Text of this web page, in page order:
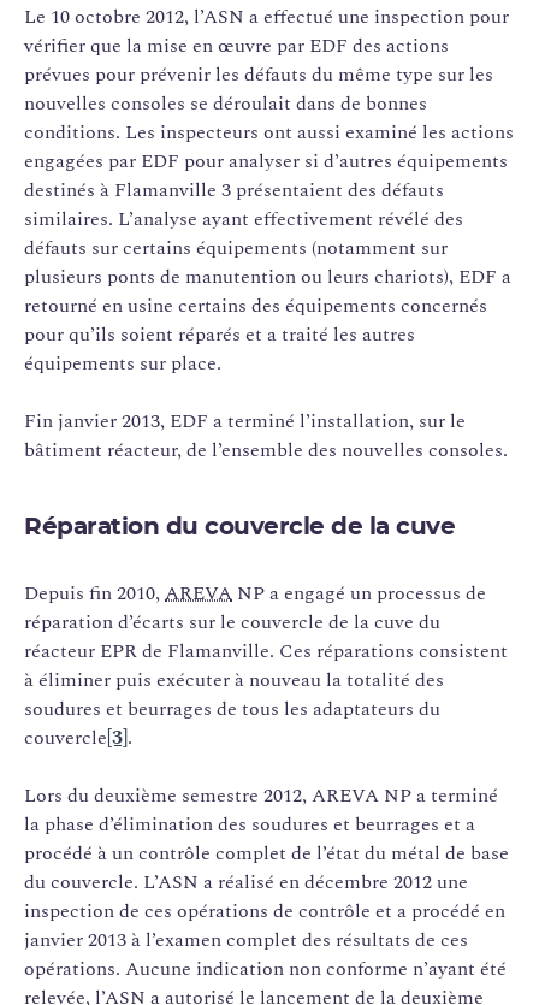
Le 10 octobre 2012, l’ASN a effectué une inspection pour
vérifier que la mise en œuvre par EDF des actions
prévues pour prévenir les défauts du même type sur les
nouvelles consoles se déroulait dans de bonnes
conditions. Les inspecteurs ont aussi examiné les actions
engagées par EDF pour analyser si d’autres équipements
destinés à Flamanville 3 présentaient des défauts
similaires. L’analyse ayant effectivement révélé des
défauts sur certains équipements (notamment sur
plusieurs ponts de manutention ou leurs chariots), EDF a
retourné en usine certains des équipements concernés
pour qu’ils soient réparés et a traité les autres
équipements sur place.
Fin janvier 2013, EDF a terminé l’installation, sur le
bâtiment réacteur, de l’ensemble des nouvelles consoles.
Réparation du couvercle de la cuve
Depuis fin 2010, AREVA NP a engagé un processus de
réparation d’écarts sur le couvercle de la cuve du
réacteur EPR de Flamanville. Ces réparations consistent
à éliminer puis exécuter à nouveau la totalité des
soudures et beurrages de tous les adaptateurs du
couvercle[3].
Lors du deuxième semestre 2012, AREVA NP a terminé
la phase d’élimination des soudures et beurrages et a
procédé à un contrôle complet de l’état du métal de base
du couvercle. L’ASN a réalisé en décembre 2012 une
inspection de ces opérations de contrôle et a procédé en
janvier 2013 à l’examen complet des résultats de ces
opérations. Aucune indication non conforme n’ayant été
relevée, l’ASN a autorisé le lancement de la deuxième